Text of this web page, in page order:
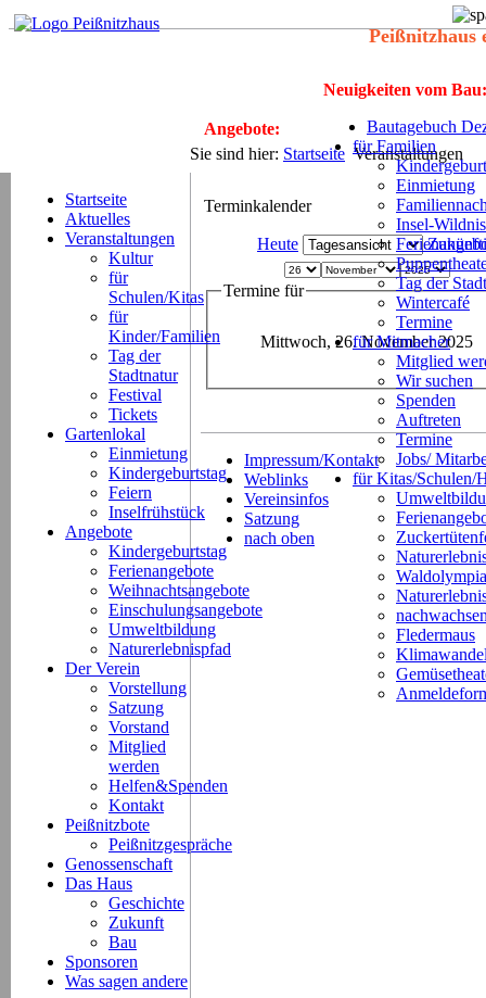
Peißnitzhaus
Neuigkeiten vom Bau:
Bautagebuch
für Familien
Einmietung
Insel-
Tag der
Wintercafé
Termine
für Mitmacher
Mitglied
Wir suchen
Spenden
Auftreten
Termine
Jobs/
für Kitas/Schulen/
Fledermaus
Angebote:
Sie sind hier: Startseite Veranstaltungen
Startseite
Aktuelles
Veranstaltungen
Kultur
für
Schulen/Kitas
für
Kinder/Familien
Tag der
Stadtnatur
Festival
Tickets
Gartenlokal
Einmietung
Kindergeburtstag
Feiern
Inselfrühstück
Angebote
Kindergeburtstag
Ferienangebote
Weihnachtsangebote
Einschulungsangebote
Umweltbildung
Naturerlebnispfad
Der Verein
Vorstellung
Satzung
Vorstand
Mitglied
werden
Helfen&Spenden
Kontakt
Peißnitzbote
Peißnitzgespräche
Genossenschaft
Das Haus
Geschichte
Zukunft
Bau
Sponsoren
Was sagen andere
Terminkalender
Heute
Termine für
Mittwoch, 26. November 2025
Impressum/Kontakt
Weblinks
Vereinsinfos
Satzung
nach oben